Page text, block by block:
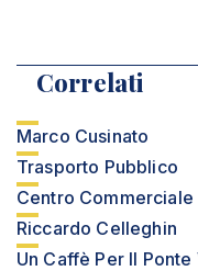
Correlati
Marco Cusinato
Trasporto Pubblico
Centro Commerciale
Riccardo Celleghin
Un Caffè Per Il Ponte